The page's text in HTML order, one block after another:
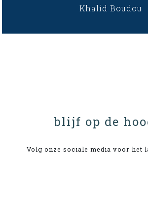
Khalid Boudou
blijf op de
Volg onze sociale media voor het